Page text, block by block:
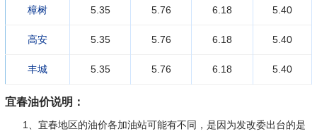
樟树 5.35 5.76 6.18 5.40
高安 5.35 5.76 6.18 5.40
丰城 5.35 5.76 6.18 5.40
宜春油价说明：
1、宜春地区的油价各加油站可能有不同，是因为发改委出台的是